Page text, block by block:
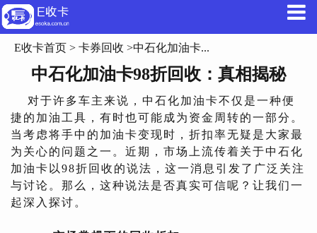
E收卡首页 > 卡券回收 >中石化加油卡...
中石化加油卡98折回收：真相揭秘
对于许多车主来说，中石化加油卡不仅是一种便
捷的加油工具，有时也可能成为资金周转的一部分。
当考虑将手中的加油卡变现时，折扣率无疑是大家最
为关心的问题之一。近期，市场上流传着关于中石化
加油卡以98折回收的说法，这一消息引发了广泛关注
与讨论。那么，这种说法是否真实可信呢？让我们一
起深入探讨。